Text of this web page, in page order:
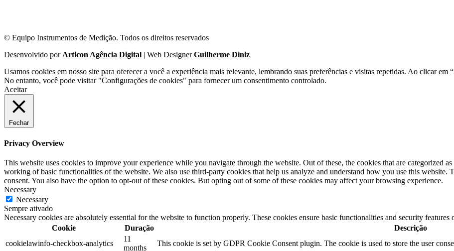
© Equipo Instrumentos de Medição. Todos os direitos reservados
Desenvolvido por Articon Agência Digital | Web DesignerGuilherme Diniz
Usamos cookies em nosso site para oferecer a você a experiência mais relevante, lembrando suas preferências e visitas repetidas. Ao clicar
No entanto, você pode visitar "Configurações de cookies" para fornecer um consentimento controlado.
Aceitar
Fechar
Privacy Overview
This website uses cookies to improve your experience while you navigate through the website. Out of these, the cookies that are categorized
working of basic functionalities of the website. We also use third-party cookies that help us analyze and understand how you use this
consent. You also have the option to opt-out of these cookies. But opting out of some of these cookies may affect your browsing experience.
Necessary
Necessary
Sempre ativado
Necessary cookies are absolutely essential for the website to function properly. These cookies ensure basic functionalities and security features
Cookie
Duração
Descrição
cookielawinfo-checkbox-analytics
11
months
This cookie is set by GDPR Cookie Consent plugin. The cookie is used to store the user